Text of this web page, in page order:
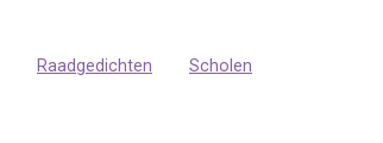
Raadgedichten Scholen